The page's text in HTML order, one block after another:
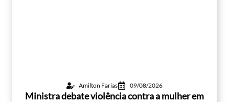
Amilton Farias 09/08/2026
Ministra debate violência contra a mulher em